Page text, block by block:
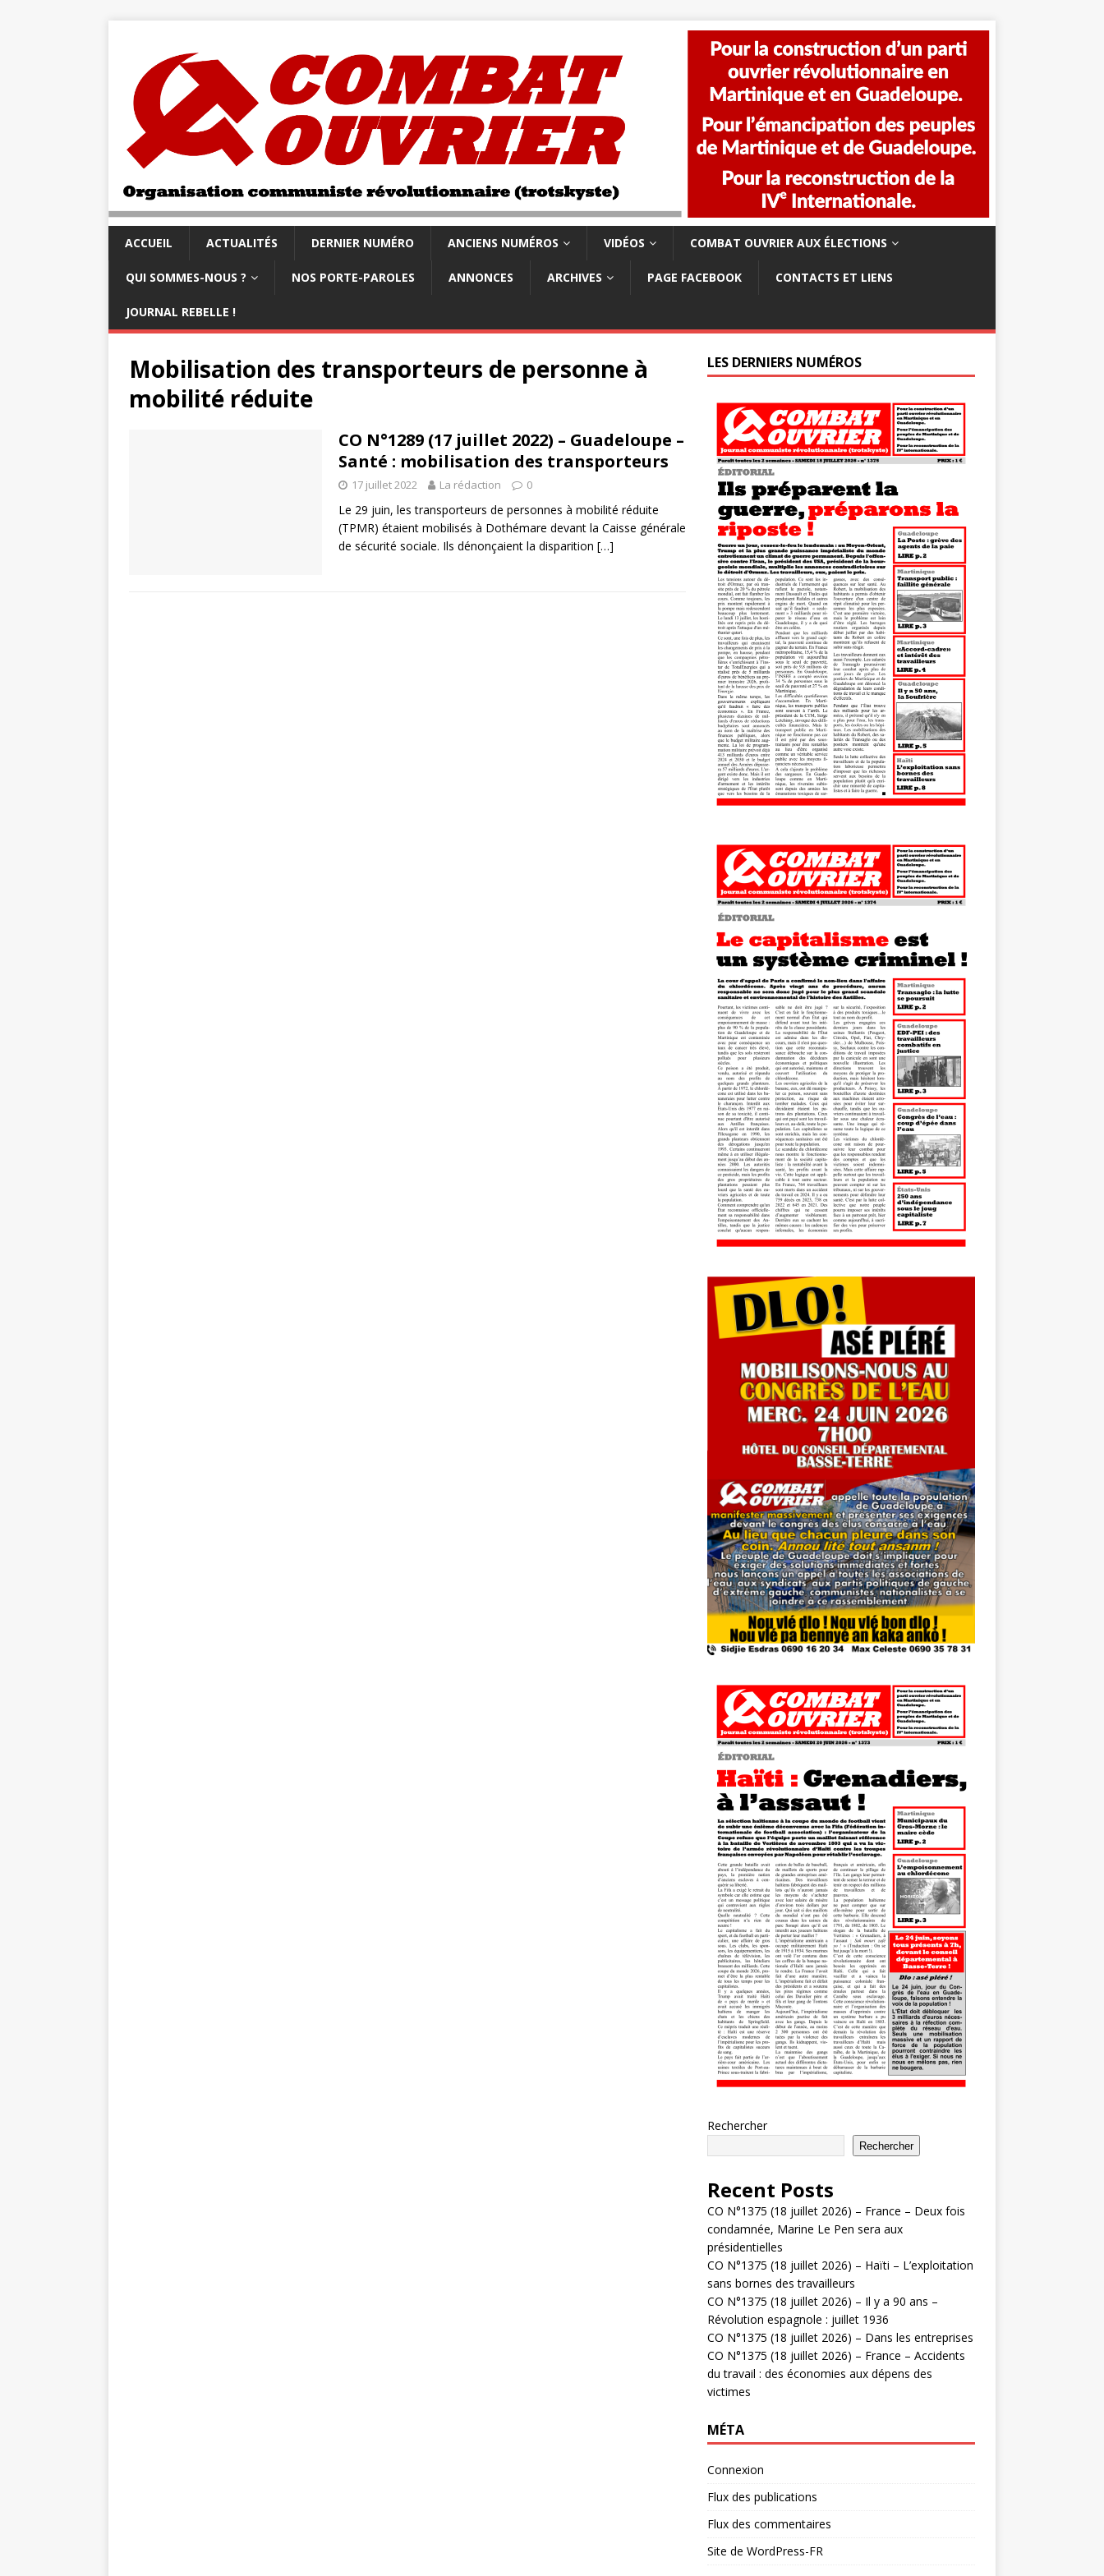
ACCUEIL ACTUALITÉS DERNIER NUMÉRO ANCIENS NUMÉROS VIDÉOS COMBAT OUVRIER AUX ÉLECTIONS
QUI SOMMES-NOUS ? NOS PORTE-PAROLES ANNONCES ARCHIVES PAGE FACEBOOK CONTACTS ET LIENS
JOURNAL REBELLE !
Mobilisation des transporteurs de personne à
mobilité réduite
CO N°1289 (17 juillet 2022) – Guadeloupe –
Santé : mobilisation des transporteurs
17 juillet 2022 La rédaction 0
Le 29 juin, les transporteurs de personnes à mobilité réduite
(TPMR) étaient mobilisés à Dothémare devant la Caisse générale
de sécurité sociale. Ils dénonçaient la disparition […]
LES DERNIERS NUMÉROS
Rechercher
Rechercher
Recent Posts
CO N°1375 (18 juillet 2026) – France – Deux fois
condamnée, Marine Le Pen sera aux
présidentielles
CO N°1375 (18 juillet 2026) – Haïti – L’exploitation
sans bornes des travailleurs
CO N°1375 (18 juillet 2026) – Il y a 90 ans –
Révolution espagnole : juillet 1936
CO N°1375 (18 juillet 2026) – Dans les entreprises
CO N°1375 (18 juillet 2026) – France – Accidents
du travail : des économies aux dépens des
victimes
MÉTA
Connexion
Flux des publications
Flux des commentaires
Site de WordPress-FR